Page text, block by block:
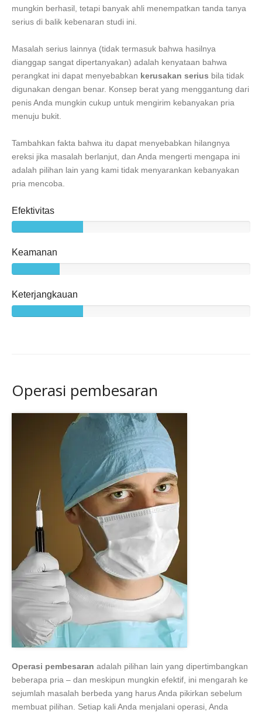
mungkin berhasil, tetapi banyak ahli menempatkan tanda tanya
serius di balik kebenaran studi ini.
Masalah serius lainnya (tidak termasuk bahwa hasilnya
dianggap sangat dipertanyakan) adalah kenyataan bahwa
perangkat ini dapat menyebabkan kerusakan serius bila tidak
digunakan dengan benar. Konsep berat yang menggantung dari
penis Anda mungkin cukup untuk mengirim kebanyakan pria
menuju bukit.
Tambahkan fakta bahwa itu dapat menyebabkan hilangnya
ereksi jika masalah berlanjut, dan Anda mengerti mengapa ini
adalah pilihan lain yang kami tidak menyarankan kebanyakan
pria mencoba.
Efektivitas
Keamanan
Keterjangkauan
Operasi pembesaran
Operasi pembesaran adalah pilihan lain yang dipertimbangkan
beberapa pria – dan meskipun mungkin efektif, ini mengarah ke
sejumlah masalah berbeda yang harus Anda pikirkan sebelum
membuat pilihan. Setiap kali Anda menjalani operasi, Anda